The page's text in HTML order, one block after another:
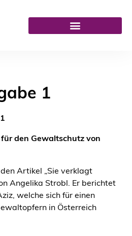
1
den Gewaltschutz von
Artikel „Sie verklagt
Angelika Strobl. Er berichtet
welche sich für einen
in Österreich